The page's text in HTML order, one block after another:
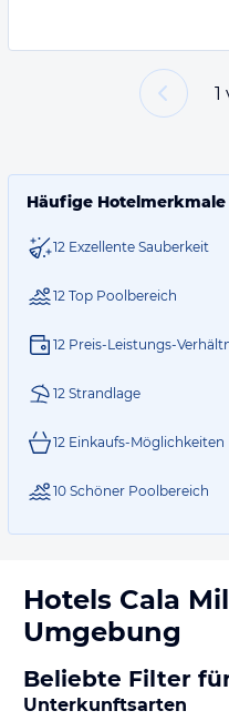
1
Häufige Hotelmerkmale
12 Exzellente Sauberkeit
12 Top Poolbereich
12 Preis-Leistungs-
12 Strandlage
12 Einkaufs-Möglichkeiten
10 Schöner Poolbereich
Hotels Cala
Umgebung
Beliebte Filter
Unterkunftsarten